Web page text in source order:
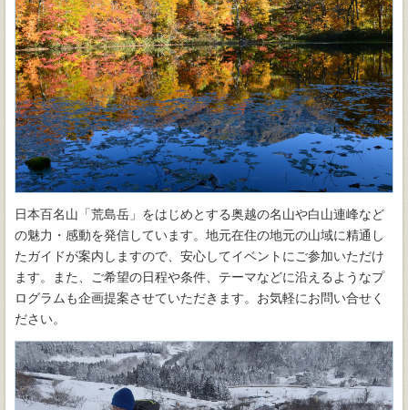
日本百名山「荒島岳」をはじめとする奥越の名山や白山連峰など
の魅力・感動を発信しています。地元在住の地元の山域に精通し
たガイドが案内しますので、安心してイベントにご参加いただけ
ます。また、ご希望の日程や条件、テーマなどに沿えるようなプ
ログラムも企画提案させていただきます。お気軽にお問い合せく
ださい。